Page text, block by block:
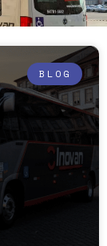
BLOG